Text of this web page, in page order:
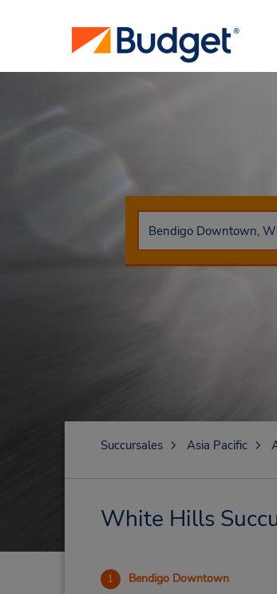
Succursales Asia Pacific
White Hills
1 Bendigo Downtown